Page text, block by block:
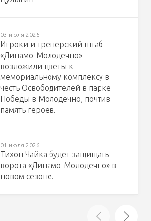
03 июля 2026
Игроки и тренерский штаб
«Динамо-Молодечно»
возложили цветы к
мемориальному комплексу в
честь Освободителей в парке
Победы в Молодечно, почтив
память героев.
01 июля 2026
Тихон Чайка будет защищать
ворота «Динамо-Молодечно» в
новом сезоне.